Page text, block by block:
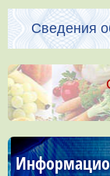
Сведения